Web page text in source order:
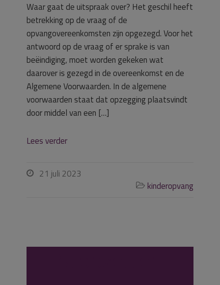
Waar gaat de uitspraak over? Het geschil heeft
betrekking op de vraag of de
opvangovereenkomsten zijn opgezegd. Voor het
antwoord op de vraag of er sprake is van
beëindiging, moet worden gekeken wat
daarover is gezegd in de overeenkomst en de
Algemene Voorwaarden. In de algemene
voorwaarden staat dat opzegging plaatsvindt
door middel van een […]
Lees verder
 21 juli 2023
 kinderopvang